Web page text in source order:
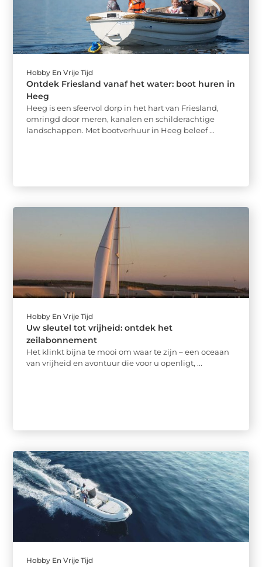
Hobby En Vrije Tijd
Ontdek Friesland vanaf het water: boot huren in
Heeg
Heeg is een sfeervol dorp in het hart van Friesland,
omringd door meren, kanalen en schilderachtige
landschappen. Met bootverhuur in Heeg beleef ...
Hobby En Vrije Tijd
Uw sleutel tot vrijheid: ontdek het
zeilabonnement
Het klinkt bijna te mooi om waar te zijn – een oceaan
van vrijheid en avontuur die voor u openligt, ...
Hobby En Vrije Tijd